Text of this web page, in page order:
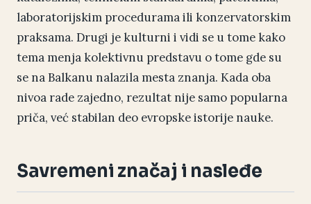
laboratorijskim procedurama ili konzervatorskim
praksama. Drugi je kulturni i vidi se u tome kako
tema menja kolektivnu predstavu o tome gde su
se na Balkanu nalazila mesta znanja. Kada oba
nivoa rade zajedno, rezultat nije samo popularna
priča, već stabilan deo evropske istorije nauke.
Savremeni značaj i nasleđe